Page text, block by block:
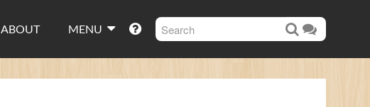
ABOUT MENU